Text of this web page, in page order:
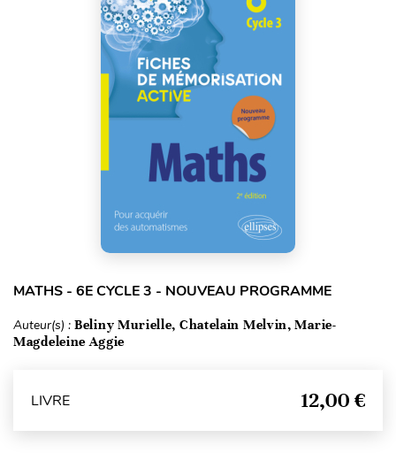
MATHS - 6E CYCLE 3 - NOUVEAU PROGRAMME
Auteur(s) : Beliny Murielle, Chatelain Melvin, Marie-
Magdeleine Aggie
LIVRE 12,00 €